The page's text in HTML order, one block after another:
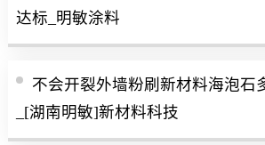
达标_明敏涂料
不会开裂外墙粉刷新材料海泡石
_[湖南明敏]新材料科技